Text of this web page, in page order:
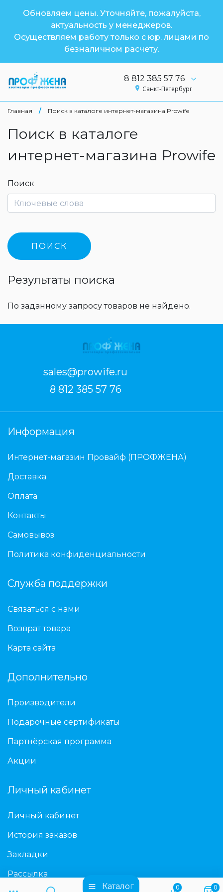
Обновляем цены. Уточняйте, пожалуйста,
актуальность у менеджеров.
Осуществляем работу только с юр. лицами по
безналичном расчету.
8 812 385 57 76
Санкт-Петербург
Каталог 0 0
Главная / Поиск в каталоге интернет-магазина Prowife
Поиск в каталоге
интернет-магазина Prowife
Поиск
Результаты поиска
По заданному запросу товаров не найдено.
sales@prowife.ru
8 812 385 57 76
Информация
Интернет-магазин Провайф (ПРОФЖЕНА)
Доставка
Оплата
Контакты
Самовывоз
Политика конфиденциальности
Служба поддержки
Связаться с нами
Возврат товара
Карта сайта
Дополнительно
Производители
Подарочные сертификаты
Партнёрская программа
Акции
Личный кабинет
Личный кабинет
История заказов
Закладки
Рассылка